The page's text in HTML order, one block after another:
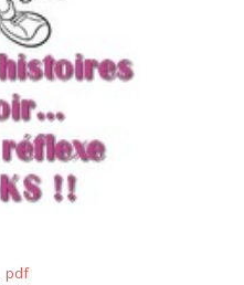
pdf